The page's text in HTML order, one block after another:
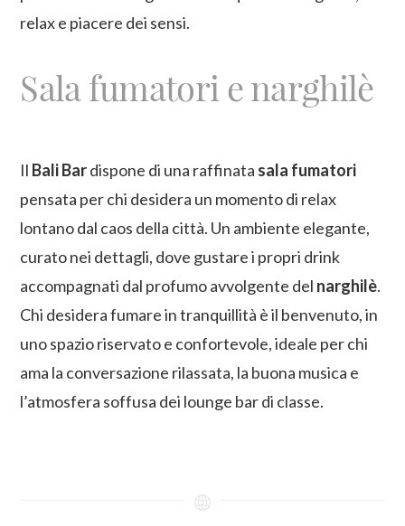
relax e piacere dei sensi.
Sala fumatori e narghilè
Il Bali Bardispone di una raffinata sala fumatori
pensata per chi desidera un momento di relax
lontano dal caos della città. Un ambiente elegante,
curato nei dettagli, dove gustare i propri drink
accompagnati dal profumo avvolgente del narghilè.
Chi desidera fumare in tranquillità è il benvenuto, in
uno spazio riservato e confortevole, ideale per chi
ama la conversazione rilassata, la buona musica e
l’atmosfera soffusa dei lounge bar di classe.